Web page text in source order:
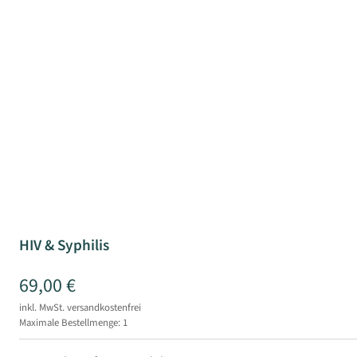
HIV & Syphilis
69,00 €
inkl. MwSt.versandkostenfrei
Maximale Bestellmenge: 1